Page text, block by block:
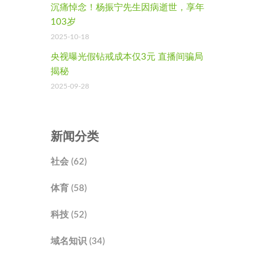
沉痛悼念！杨振宁先生因病逝世，享年
103岁
2025-10-18
央视曝光假钻戒成本仅3元 直播间骗局
揭秘
2025-09-28
新闻分类
社会 (62)
体育 (58)
科技 (52)
域名知识 (34)